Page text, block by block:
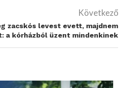
Következő
zacskós levest evett, majdnem
a kórházból üzent mindenkinek